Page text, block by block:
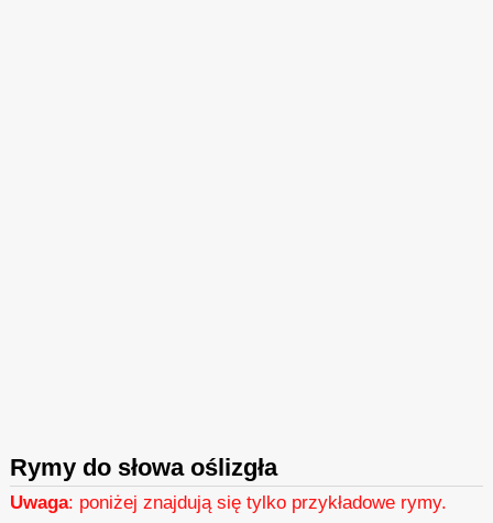
Rymy do słowa oślizgła
Uwaga: poniżej znajdują się tylko przykładowe rymy.